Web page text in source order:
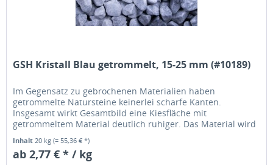
GSH Kristall Blau getrommelt, 15-25 mm (#10189)
Im Gegensatz zu gebrochenen Materialien haben
getrommelte Natursteine keinerlei scharfe Kanten.
Insgesamt wirkt Gesamtbild eine Kiesfläche mit
getrommeltem Material deutlich ruhiger. Das Material wird
übrigens in einer Trommel solange...
Inhalt20 kg(= 55,36 € *)
ab 2,77 € * / kg